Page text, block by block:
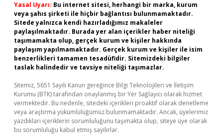
Yasal Uyarı: Bu internet sitesi, herhangi bir marka, kurum
veya şahıs şirketi ile hiçbir bağlantısı bulunmamaktadır.
Sitede yalnızca kendi hazırladığımız makaleler
paylaşılmaktadır. Burada yer alan içerikler haber niteliği
taşımamakta olup, gerçek kurum ve kişiler hakkında
paylaşım yapılmamaktadır. Gerçek kurum ve kişiler ile isim
benzerlikleri tamamen tesadüfidir. Sitemizdeki bilgiler
taslak halindedir ve tavsiye niteliği taşımazlar.
Sitemiz, 5651 Sayılı Kanun gereğince Bilgi Teknolojileri ve İletişim
Kurumu (BTK) tarafından onaylanmış bir Yer Sağlayıcı olarak hizmet
vermektedir. Bu nedenle, sitedeki içerikleri proaktif olarak denetleme
veya araştırma yükümlülüğümüz bulunmamaktadır. Ancak, üyelerimiz
yazdıkları içeriklerin sorumluluğunu taşımakta olup, siteye üye olarak
bu sorumluluğu kabul etmiş sayılırlar.